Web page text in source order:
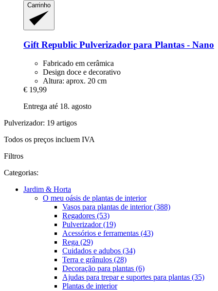
Carrinho
Gift Republic Pulverizador para Plantas -​ Nano
Fabricado em cerâmica
Design doce e decorativo
Altura: aprox. 20 cm
€ 19,99
Entrega até 18. agosto
Pulverizador: 19 artigos
Todos os preços incluem IVA
Filtros
Categorias:
Jardim & Horta
O meu oásis de plantas de interior
Vasos para plantas de interior (388)
Regadores (53)
Pulverizador (19)
Acessórios e ferramentas (43)
Rega (29)
Cuidados e adubos (34)
Terra e grânulos (28)
Decoração para plantas (6)
Ajudas para trepar e suportes para plantas (35)
Plantas de interior